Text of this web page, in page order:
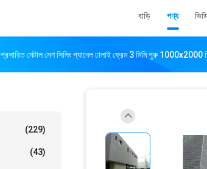
বাড়ি পণ্য
প্রসারিত মেটাল মেশ সিলিং প্যানেল ঢালাই ফ্রেম 3 মিমি পুরু 1000x2000
(229)
(43)